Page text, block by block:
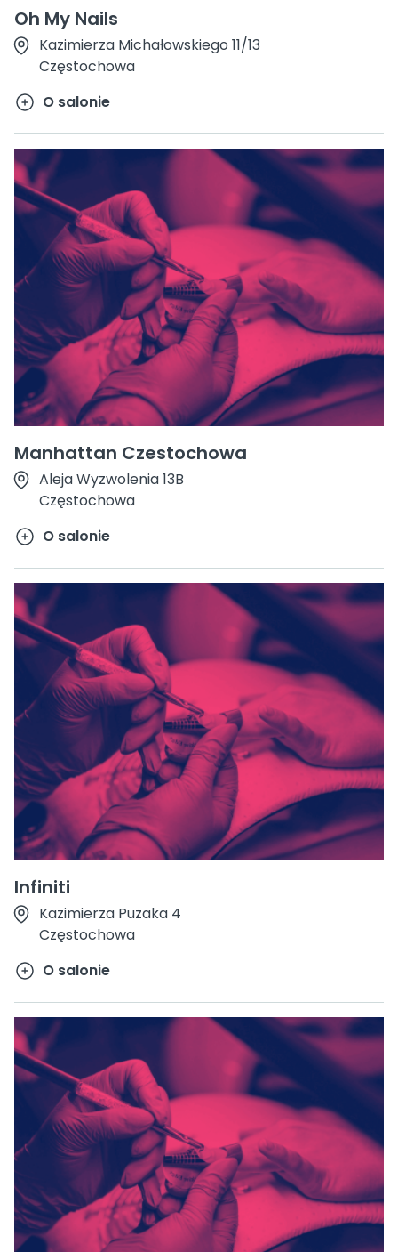
Oh My Nails
Kazimierza Michałowskiego 11/13
Częstochowa
O salonie
Manhattan Czestochowa
Aleja Wyzwolenia 13B
Częstochowa
O salonie
Infiniti
Kazimierza Pużaka 4
Częstochowa
O salonie